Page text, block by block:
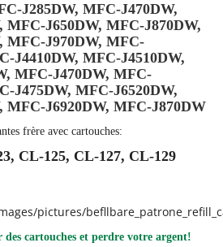
J285DW, MFC-J470DW,
MFC-J650DW, MFC-J870DW,
MFC-J970DW, MFC-
J4410DW, MFC-J4510DW,
MFC-J470DW, MFC-
J475DW, MFC-J6520DW,
MFC-J6920DW, MFC-J870DW
frère avec cartouches:
CL-125, CL-127, CL-129
des cartouches et perdre votre argent!